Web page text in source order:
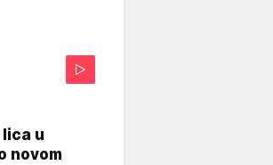
lica u
novom